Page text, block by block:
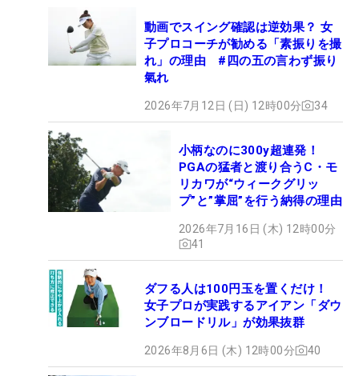
動画でスイング確認は逆効果？ 女
子プロコーチが勧める「素振りを撮
れ」の理由 #四の五の言わず振り
氣れ
2026年7月12日 (日) 12時00分 34
小柄なのに300y超連発！
PGAの猛者と渡り合うC・モ
リカワが“ウィークグリッ
プ”と”掌屈”を行う納得の理由
2026年7月16日 (木) 12時00分
41
ダフる人は100円玉を置くだけ！
女子プロが実践するアイアン「ダウ
ンブロードリル」が効果抜群
2026年8月6日 (木) 12時00分 40